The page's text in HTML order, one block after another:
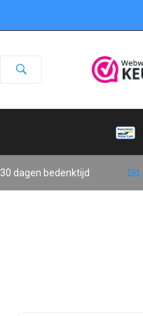
30 dagen bedenktijd